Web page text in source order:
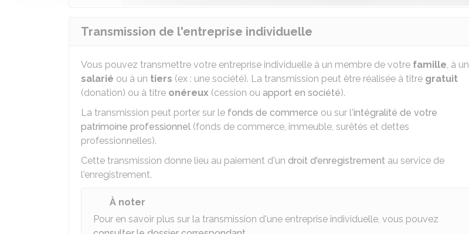
Transmission de l'entreprise individuelle
Vous pouvez transmettre votre entreprise individuelle à un membre de votre famille, à un
salarié ou à un tiers (ex : une société). La transmission peut être réalisée à titre gratuit
(donation) ou à titre onéreux (cession ou apport en société).
La transmission peut porter sur le fonds de commerce ou sur l'intégralité de votre
patrimoine professionnel (fonds de commerce, immeuble, surêtés et dettes
professionnelles).
Cette transmission donne lieu au paiement d'un droit d'enregistrement au service de
l'enregistrement.
À noter
Pour en savoir plus sur la transmission d'une entreprise individuelle, vous pouvez